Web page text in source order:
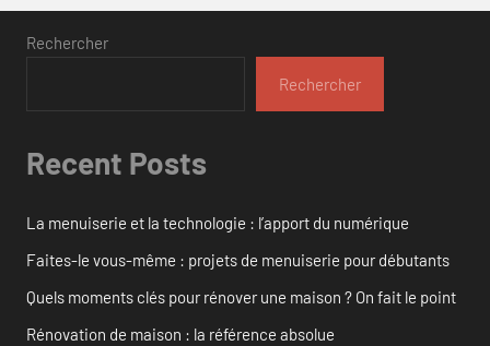
Rechercher
Rechercher
Recent Posts
La menuiserie et la technologie : l’apport du numérique
Faites-le vous-même : projets de menuiserie pour débutants
Quels moments clés pour rénover une maison ? On fait le point
Rénovation de maison : la référence absolue